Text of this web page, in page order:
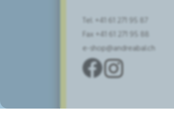
Tel. +41 61 271 95 87
Fax +41 61 271 95 88
e-shop@andreabal.ch